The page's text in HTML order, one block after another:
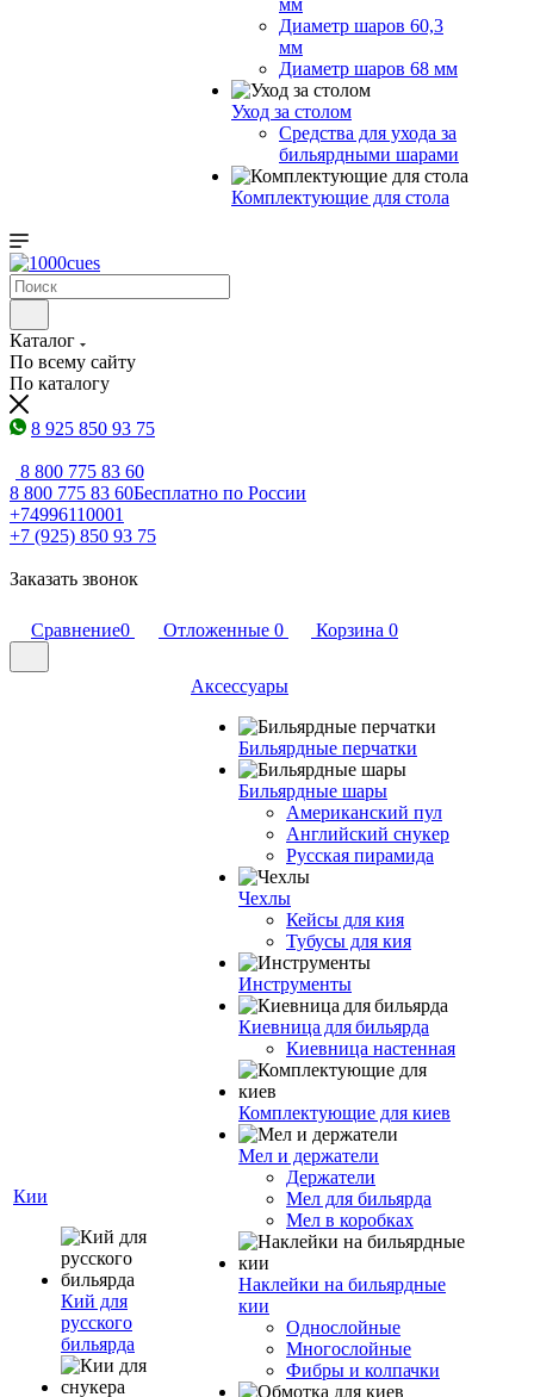
мм
Диаметр шаров 60,3
мм
Диаметр шаров 68 мм
Уход за столом
Средства для ухода за
бильярдными шарами
Комплектующие для стола
Каталог
По всему сайту
По каталогу
8 925 850 93 75
8 800 775 83 60
8 800 775 83 60Бесплатно по России
+74996110001
+7 (925) 850 93 75
Заказать звонок
Сравнение0 Отложенные 0 Корзина 0
Кии
Кий для
русского
бильярда
Аксессуары
Бильярдные перчатки
Бильярдные шары
Американский пул
Английский снукер
Русская пирамида
Чехлы
Кейсы для кия
Тубусы для кия
Инструменты
Киевница для бильярда
Киевница настенная
Комплектующие для киев
Мел и держатели
Держатели
Мел для бильярда
Мел в коробках
Наклейки на бильярдные
кии
Однослойные
Многослойные
Фибры и колпачки